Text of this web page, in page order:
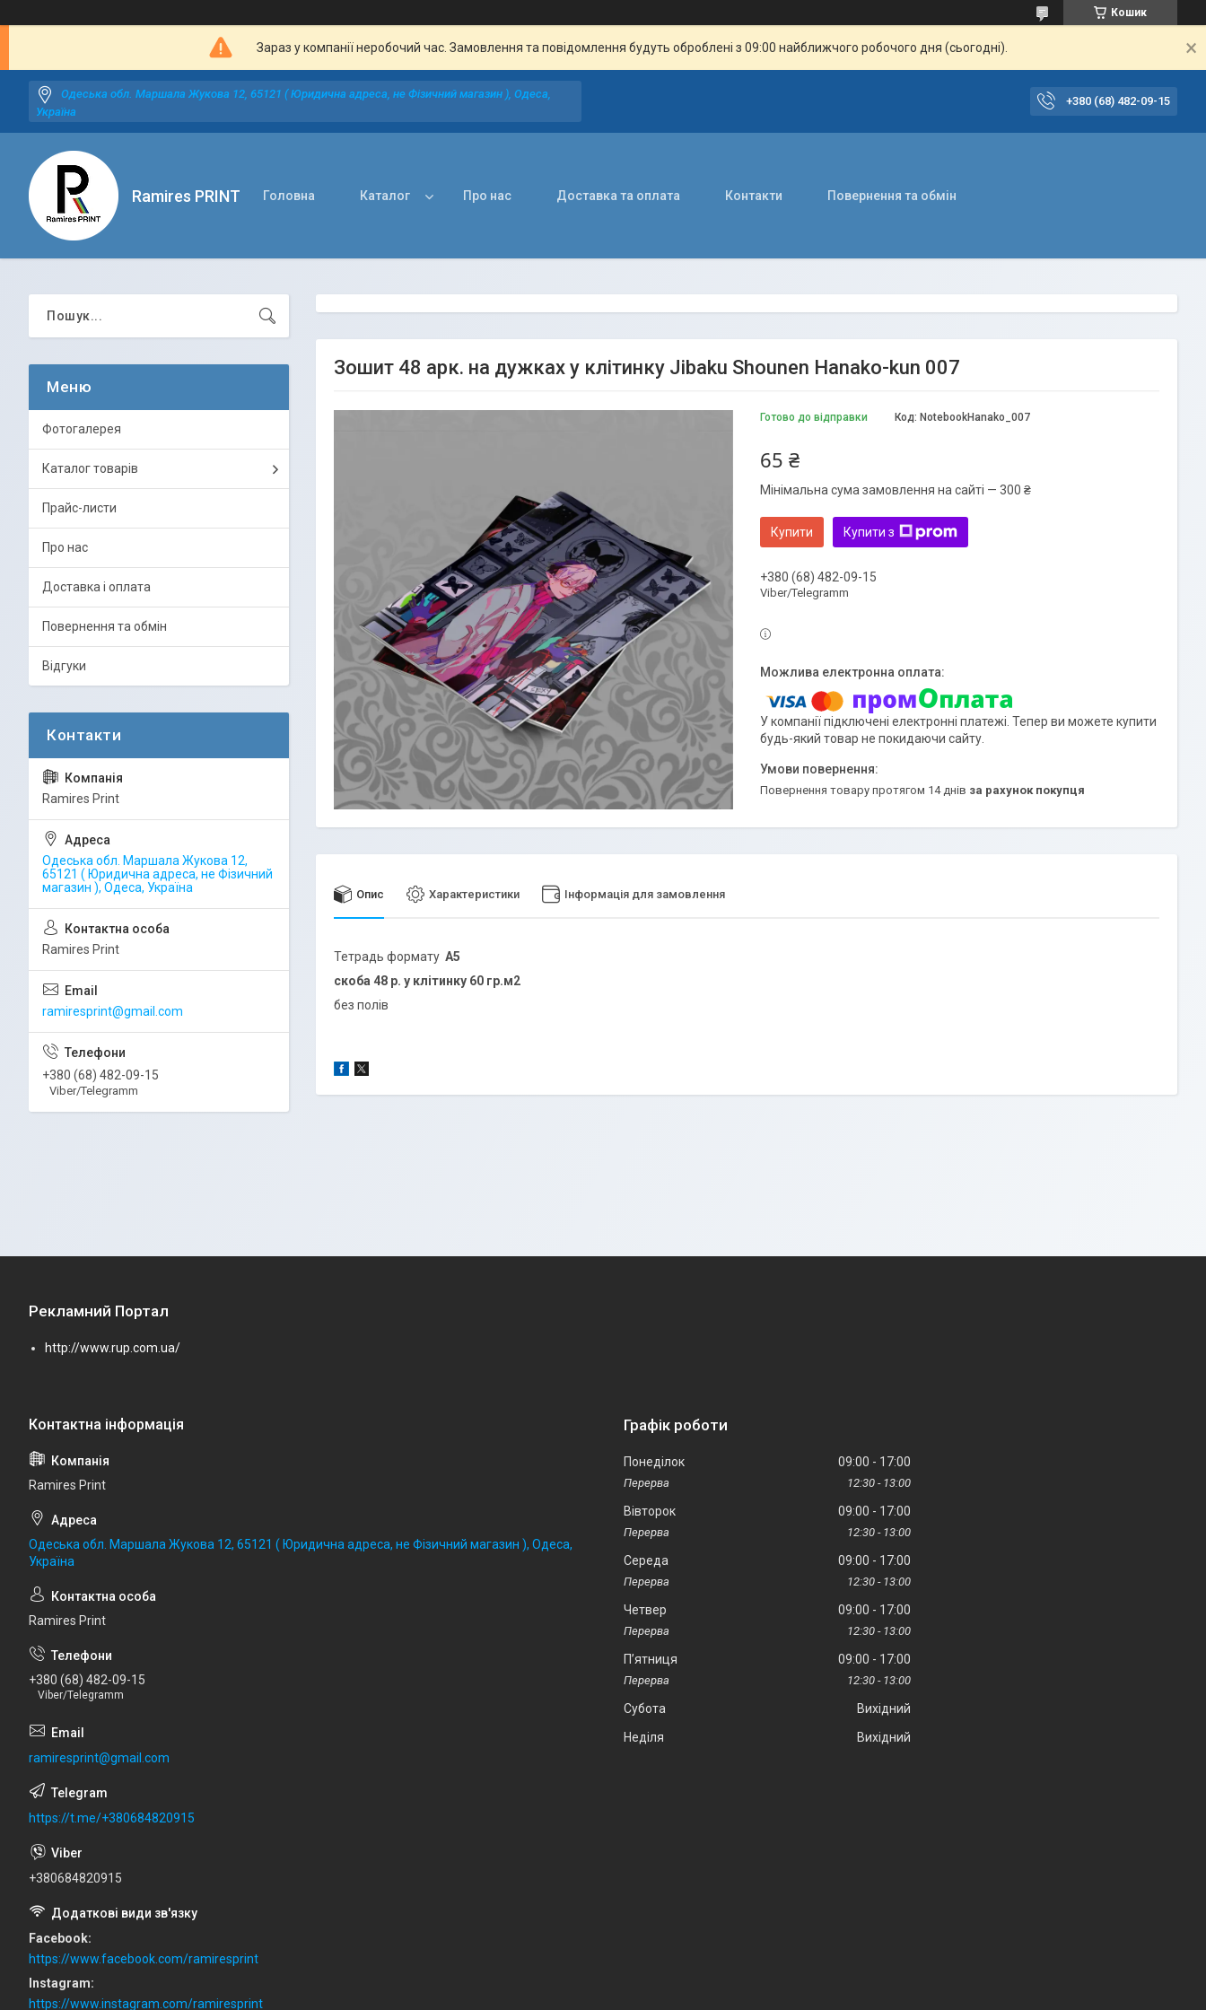
Кошик
Зараз у компанії неробочий час. Замовлення та повідомлення будуть оброблені з 09:00 найближчого робочого дня (сьогодні).
Одеська обл. Маршала Жукова 12, 65121 ( Юридична адреса, не Фізичний магазин ), Одеса,
Україна
+380 (68) 482-09-15
Ramires PRINT Головна Каталог Про нас Доставка та оплата Контакти Повернення та обмін
Зошит 48 арк. на дужках у клітинку Jibaku Shounen Hanako-kun 007
Готово до відправки Код: NotebookHanako_007
65 ₴
Мінімальна сума замовлення на сайті — 300 ₴
Купити Купити з
+380 (68) 482-09-15
Viber/Telegramm
У компанії підключені електронні платежі. Тепер ви можете купити
будь-який товар не покидаючи сайту.
повернення товару протягом 14 днів за рахунок покупця
Опис Характеристики Інформація для замовлення
Тетрадь формату А5
скоба 48 р. у клітинку 60 гр.м2
без полів
Фотогалерея
Каталог товарів
Прайс-листи
Про нас
Доставка і оплата
Повернення та обмін
Відгуки
Ramires Print
Одеська обл. Маршала Жукова 12,
65121 ( Юридична адреса, не Фізичний
магазин ), Одеса, Україна
Ramires Print
ramiresprint@gmail.com
+380 (68) 482-09-15
Viber/Telegramm
Рекламний Портал
http://www.rup.com.ua/
Ramires Print
Одеська обл. Маршала Жукова 12, 65121 ( Юридична адреса, не Фізичний магазин ), Одеса,
Україна
Ramires Print
+380 (68) 482-09-15
Viber/Telegramm
ramiresprint@gmail.com
https://t.me/+380684820915
+380684820915
Facebook
https://www.facebook.com/ramiresprint
Instagram
https://www.instagram.com/ramiresprint
Графік роботи
Понеділок 09:00 17:00
12:30 13:00
Вівторок 09:00 17:00
12:30 13:00
Середа 09:00 17:00
12:30 13:00
Четвер 09:00 17:00
12:30 13:00
Пʼятниця 09:00 17:00
12:30 13:00
Субота
Вихідний
Неділя
Вихідний